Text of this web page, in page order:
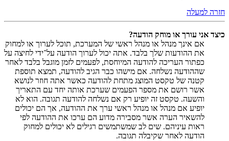
חזרה למעלה
כיצד אני עורך או מוחק הודעה?
אם אינך מנהל או מנהל ראשי של המערכת, תוכל לערוך או למחוק
את ההודעות שלך בלבד. אתה יכול לערוך הודעה על־ידי לחיצה על
כפתור העריכה להודעה המיוחסת, לפעמים לזמן מוגבל בלבד לאחר
שההודעה נשלחה. אם מישהו כבר הגיב להודעה, תמצא תוספת
קטנה של טקסט המוצג מתחת להודעה כאשר אתה חוזר לנושא
אשר רושם את מספר הפעמים שערכת אותה יחד עם התאריך
והשעה. טקסט זה יופיע רק אם נשלחה להודעה תגובה. הוא לא
יופיע אם מנהל או מנהל ראשי ערך את ההודעה, אך הם יכולים
להשאיר הערה אשר מסבירה מדוע הם ערכו את ההודעה לפי
ראות עיניהם. שים לב שמשתמשים רגילים לא יכולים למחוק
הודעה לאחר שקיבלה תגובה.